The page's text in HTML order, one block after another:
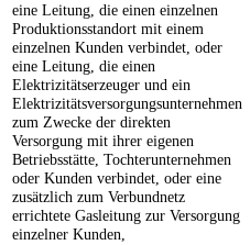
eine Leitung, die einen einzelnen
Produktionsstandort mit einem
einzelnen Kunden verbindet, oder
eine Leitung, die einen
Elektrizitätserzeuger und ein
Elektrizitätsversorgungsunternehmen
zum Zwecke der direkten
Versorgung mit ihrer eigenen
Betriebsstätte, Tochterunternehmen
oder Kunden verbindet, oder eine
zusätzlich zum Verbundnetz
errichtete Gasleitung zur Versorgung
einzelner Kunden,